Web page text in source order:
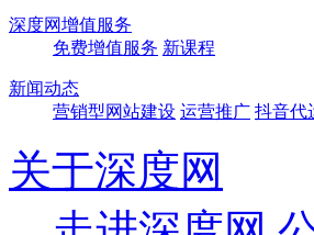
深度网增值服务
免费增值服务 新课程
新闻动态
营销型网站建设 运营推广 抖音代
关于深度网